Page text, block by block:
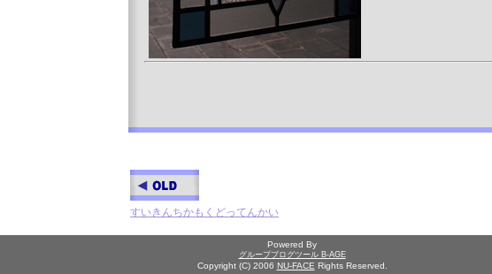
すいきんちかもくどってんかい
Powered By
グループブログツール B-AGE
Copyright (C) 2006 NU-FACE Rights Reserved.